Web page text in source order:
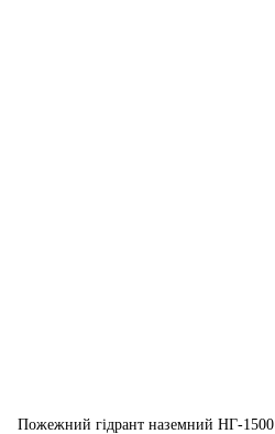
Пожежний гідрант наземний НГ-1500